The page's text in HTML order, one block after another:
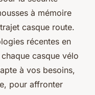
à mémoire
casque route.
récentes en
casque vélo
à vos besoins,
pour affronter